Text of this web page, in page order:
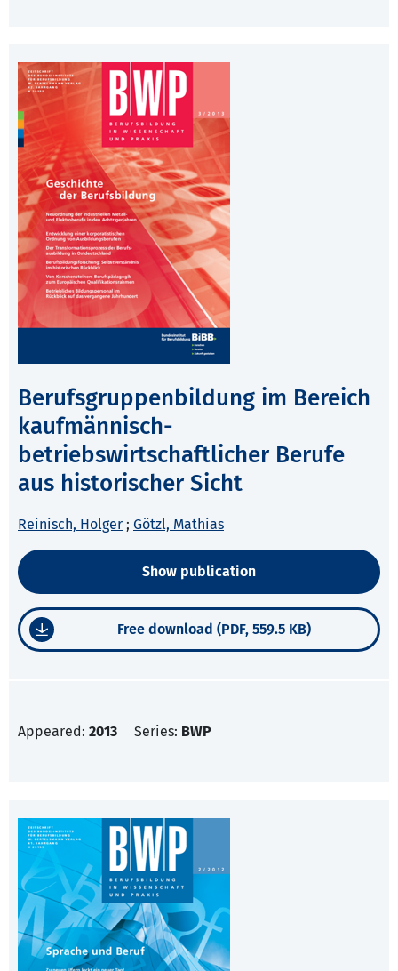
Berufsgruppenbildung im Bereich
kaufmännisch-
betriebswirtschaftlicher Berufe
aus historischer Sicht
Reinisch, Holger ; Götzl, Mathias
Show publication
Free download (PDF, 559.5 KB)
Appeared: 2013 Series: BWP